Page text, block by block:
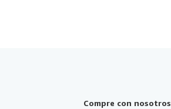
Compre con nosotros